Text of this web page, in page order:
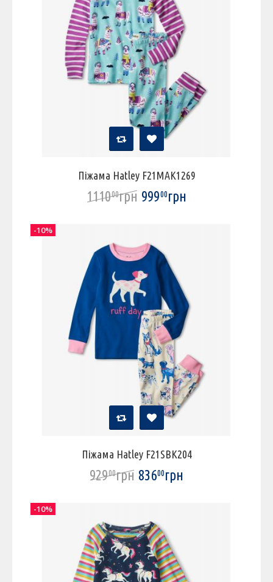
Піжама Hatley F21MAK1269
111000грн 99900грн
Піжама Hatley F21SBK204
92900грн 83600грн
-10%
-10%